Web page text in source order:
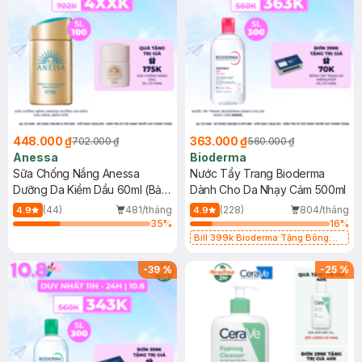
448.000 ₫702.000 ₫
Anessa
Sữa Chống Nắng Anessa
Dưỡng Da Kiềm Dầu 60ml (Bản
Mới)
4.9 (44)
481/tháng
35%
363.000 ₫560.000 ₫
Bioderma
Nước Tẩy Trang Bioderma
Dành Cho Da Nhạy Cảm 500ml
4.9 (228)
804/tháng
16%
Bill 399k Bioderma Tặng Bông
-39% -25 %